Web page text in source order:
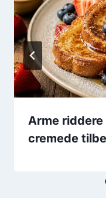
Arme
cremede